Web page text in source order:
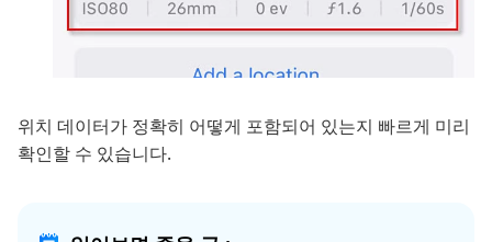
위치 데이터가 정확히 어떻게 포함되어 있는지 빠르게 미리
확인할 수 있습니다.